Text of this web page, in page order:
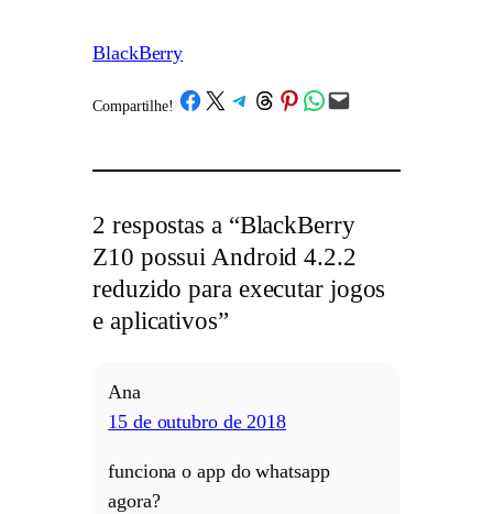
BlackBerry
Compartilhe! /Share on Facebook
Share on X Share on Telegram
Share on Threads
Share on Pinterest
Share on WhatsApp
Email this Page
2 respostas a “BlackBerry
Z10 possui Android 4.2.2
reduzido para executar jogos
e aplicativos”
Ana
15 de outubro de 2018
funciona o app do whatsapp
agora?